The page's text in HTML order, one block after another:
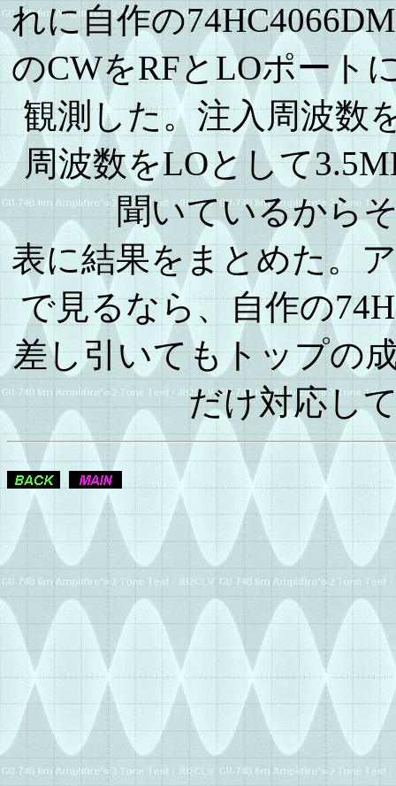
れに自作の
のCWをRFとLOポート
観測した。注入周波数
周波数をLOとして
聞いているから
表に結果をまとめた。
で見るなら、自作の
差し引いてもトップの
だけ対応し